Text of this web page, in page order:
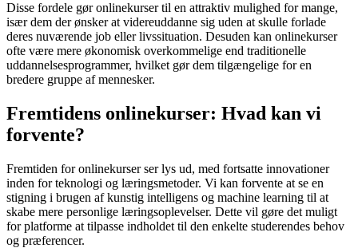
Disse fordele gør onlinekurser til en attraktiv mulighed for mange,
især dem der ønsker at videreuddanne sig uden at skulle forlade
deres nuværende job eller livssituation. Desuden kan onlinekurser
ofte være mere økonomisk overkommelige end traditionelle
uddannelsesprogrammer, hvilket gør dem tilgængelige for en
bredere gruppe af mennesker.
Fremtidens onlinekurser: Hvad kan vi
forvente?
Fremtiden for onlinekurser ser lys ud, med fortsatte innovationer
inden for teknologi og læringsmetoder. Vi kan forvente at se en
stigning i brugen af kunstig intelligens og machine learning til at
skabe mere personlige læringsoplevelser. Dette vil gøre det muligt
for platforme at tilpasse indholdet til den enkelte studerendes behov
og præferencer.